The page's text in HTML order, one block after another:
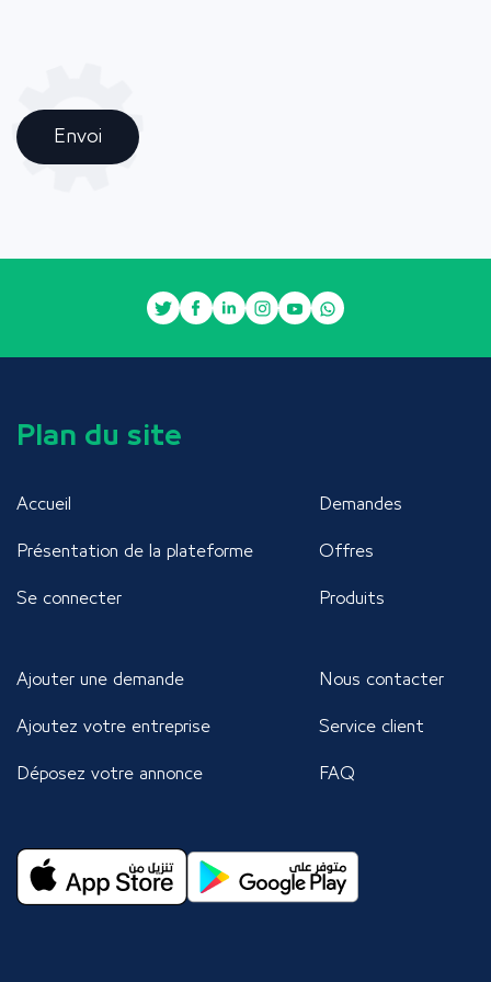
Envoi
Plan du site
Accueil
Présentation de la plateforme
Se connecter
Demandes
Offres
Produits
Ajouter une demande
Ajoutez votre entreprise
Déposez votre annonce
Nous contacter
Service client
FAQ